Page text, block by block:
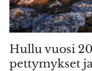
Hullu vuosi
pettymykset